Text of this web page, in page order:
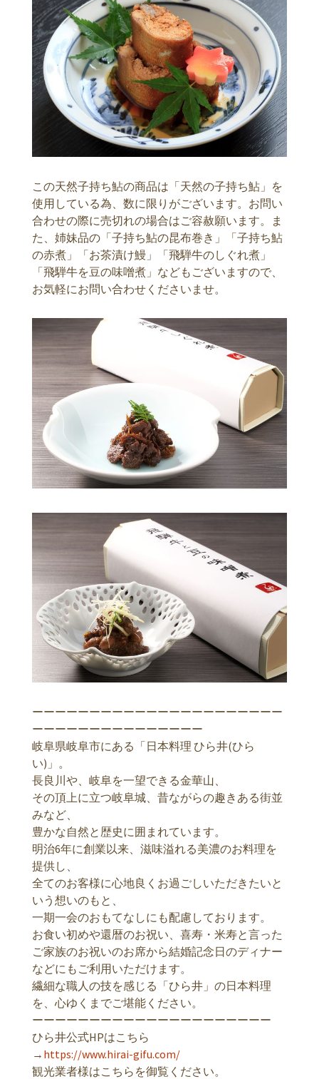
この天然子持ち鮎の商品は「天然の子持ち鮎」を
使用している為、数に限りがございます。お問い
合わせの際に売切れの場合はご容赦願います。ま
た、姉妹品の「子持ち鮎の昆布巻き」「子持ち鮎
の赤煮」「お茶漬け鰻」「飛騨牛のしぐれ煮」
「飛騨牛を豆の味噌煮」などもございますので、
お気軽にお問い合わせくださいませ。
ーーーーーーーーーーーーーーーーーーーーーー
ーーーーーーーーーーーーーーー
岐阜県岐阜市にある「日本料理 ひら井(ひら
い)」。
長良川や、岐阜を一望できる金華山、
その頂上に立つ岐阜城、昔ながらの趣きある街並
みなど、
豊かな自然と歴史に囲まれています。
明治6年に創業以来、滋味溢れる美濃のお料理を
提供し、
全てのお客様に心地良くお過ごしいただきたいと
いう想いのもと、
一期一会のおもてなしにも配慮しております。
お食い初めや還暦のお祝い、喜寿・米寿と言った
ご家族のお祝いのお席から結婚記念日のディナー
などにもご利用いただけます。
繊細な職人の技を感じる「ひら井」の日本料理
を、心ゆくまでご堪能ください。
ーーーーーーーーーーーーーーーーーーーーー
ひら井公式HPはこちら
→ https://www.hirai-gifu.com/
観光業者様はこちらを御覧ください。